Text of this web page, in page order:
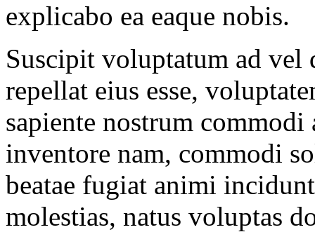
explicabo ea eaque nobis.
Suscipit voluptatum ad
repellat eius esse,
sapiente nostrum
inventore nam, commodi
beatae fugiat animi
molestias, natus voluptas